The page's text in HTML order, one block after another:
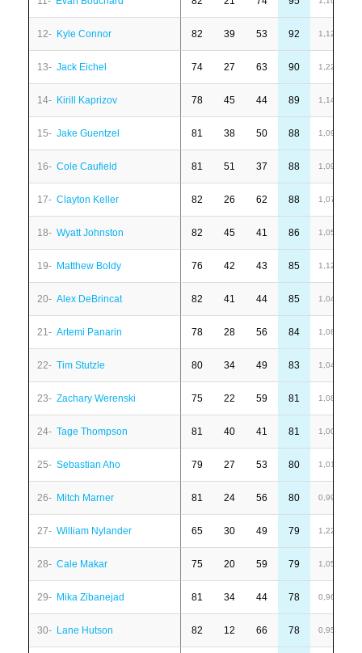
12- Kyle Connor 82 39 53 92 1,12
13- Jack Eichel 74 27 63 90 1,22
14- Kirill Kaprizov 78 45 44 89 1,14
15- Jake Guentzel 81 38 50 88 1,09
16- Cole Caufield 81 51 37 88 1,09
17- Clayton Keller 82 26 62 88 1,07
18- Wyatt Johnston 82 45 41 86 1,05
19- Matthew Boldy 76 42 43 85 1,12
20- Alex DeBrincat 82 41 44 85 1,04
21- Artemi Panarin 78 28 56 84 1,08
22- Tim Stutzle 80 34 49 83 1,04
23- Zachary Werenski 75 22 59 81 1,08
24- Tage Thompson 81 40 41 81 1,00
25- Sebastian Aho 79 27 53 80 1,01
26- Mitch Marner 81 24 56 80 0,99
27- William Nylander 65 30 49 79 1,22
28- Cale Makar 75 20 59 79 1,05
29- Mika Zibanejad 81 34 44 78 0,96
30- Lane Hutson 82 12 66 78 0,95